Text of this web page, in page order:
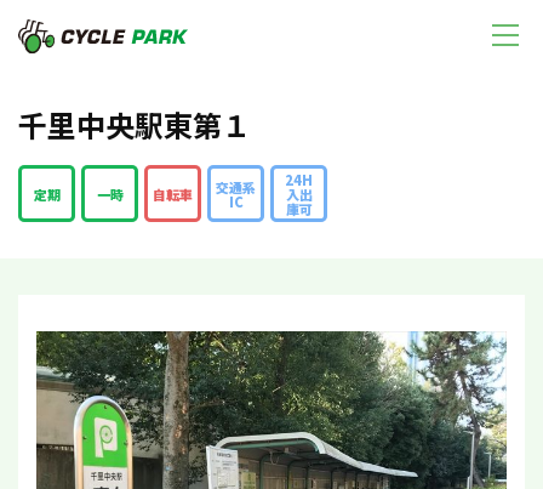
千里中央駅東第１
定期 一時 自転車 交通系
IC
24H
入出
庫可